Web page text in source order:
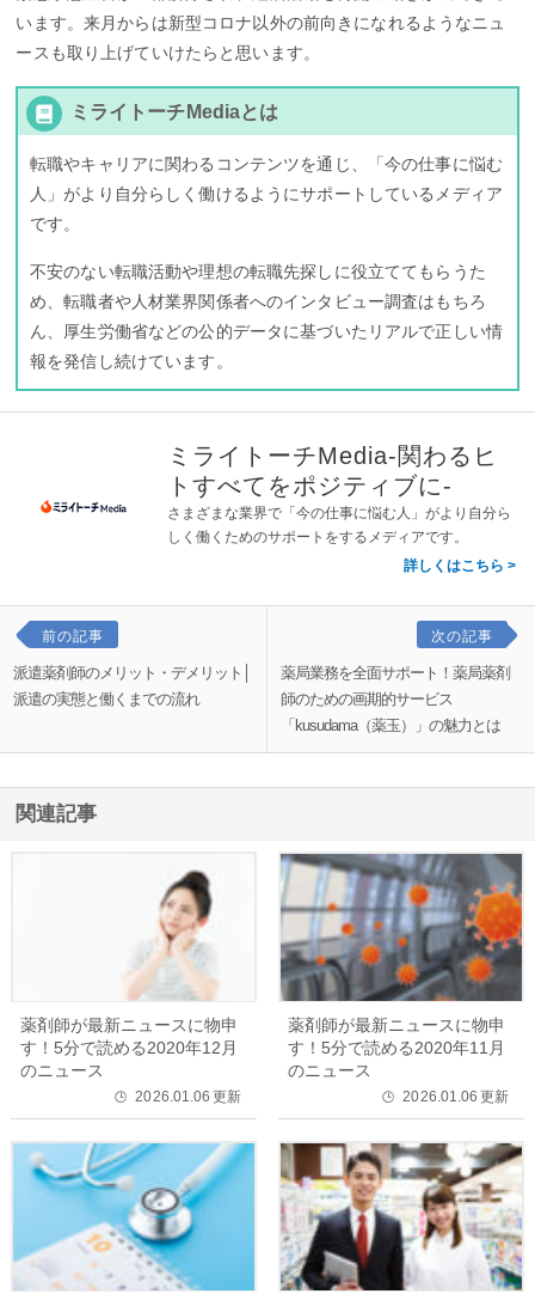
います。来月からは新型コロナ以外の前向きになれるようなニュ
ースも取り上げていけたらと思います。
ミライトーチMediaとは
転職やキャリアに関わるコンテンツを通じ、「今の仕事に悩む
人」がより自分らしく働けるようにサポートしているメディア
です。
不安のない転職活動や理想の転職先探しに役立ててもらうた
め、転職者や人材業界関係者へのインタビュー調査はもちろ
ん、厚生労働省などの公的データに基づいたリアルで正しい情
報を発信し続けています。
ミライトーチMedia-関わるヒ
トすべてをポジティブに-
さまざまな業界で「今の仕事に悩む人」がより自分ら
しく働くためのサポートをするメディアです。
詳しくはこちら
前の記事
派遣薬剤師のメリット・デメリット│
派遣の実態と働くまでの流れ
次の記事
薬局業務を全面サポート！薬局薬剤
師のための画期的サービス
「kusudama（薬玉）」の魅力とは
関連記事
薬剤師が最新ニュースに物申
す！5分で読める2020年12月
のニュース
🕒 2026.01.06 更新
薬剤師が最新ニュースに物申
す！5分で読める2020年11月
のニュース
🕒 2026.01.06 更新